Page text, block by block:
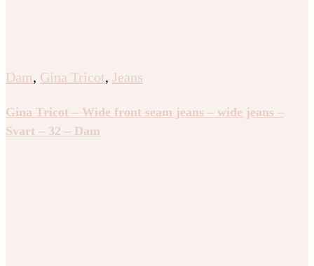
Dam, Gina Tricot, Jeans
Gina Tricot – Wide front seam jeans – wide jeans –
Svart – 32 – Dam